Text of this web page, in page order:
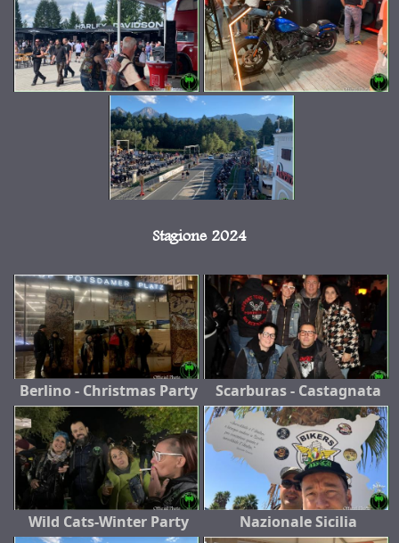
Stagione 2024
Berlino - Christmas Party Scarburas - Castagnata
Wild Cats-Winter Party Nazionale Sicilia